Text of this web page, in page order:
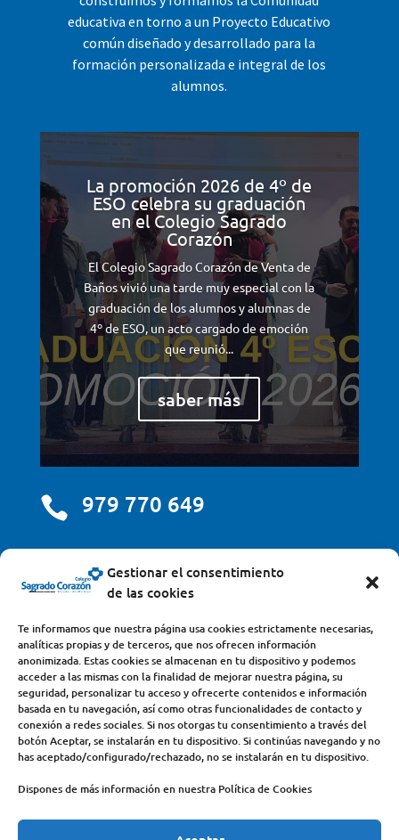
Gestionar el consentimiento
de las cookies
Te informamos que nuestra página usa cookies estrictamente necesarias,
analíticas propias y de terceros, que nos ofrecen información
anonimizada. Estas cookies se almacenan en tu dispositivo y podemos
acceder a las mismas con la finalidad de mejorar nuestra página, su
seguridad, personalizar tu acceso y ofrecerte contenidos e información
basada en tu navegación, así como otras funcionalidades de contacto y
conexión a redes sociales. Si nos otorgas tu consentimiento a través del
botón Aceptar, se instalarán en tu dispositivo. Si continúas navegando y no
has aceptado/configurado/rechazado, no se instalarán en tu dispositivo.
Dispones de más información en nuestra Política de Cookies
educativa en torno a un Proyecto Educativo
común diseñado y desarrollado para la
formación personalizada e integral de los
alumnos.
La promoción 2026 de 4º de
ESO celebra su graduación
en el Colegio Sagrado
Corazón
El Colegio Sagrado Corazón de Venta de
Baños vivió una tarde muy especial con la
graduación de los alumnos y alumnas de
4º de ESO, un acto cargado de emoción
que reunió...
saber más
 979 770 649
centro@scjdehon.com
Colegio y Seminario Sagrado Corazón
Avda. Castilla y León, s/n – 34200 – Venta de Baños
(Palencia) – Teléfono 979770649